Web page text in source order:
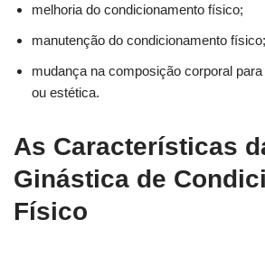
melhoria do condicionamento físico;
manutenção do condicionamento físico;
mudança na composição corporal
ou estética.
As Características
Ginástica de
Físico